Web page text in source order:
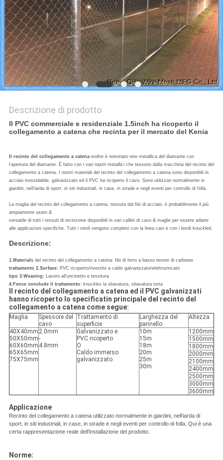
Descrizione di prodotto
Il PVC commerciale e residenziale 1.5inch ha ricoperto il
collegamento a catena che recinta per il mercato del Kenia
Il recinto del collegamento a catenainoltre è nominato rete metallica del diamante con
l'apertura del diamante. È fatto con i vari nastri metallici che tessono dalla macchina del recinto del
collegamento a catena. I nostri materiali del recinto del collegamento a catena sono disponibili in
acciaio inossidabile, galvanizzato ed il PVC ha ricoperto il cavo. Sono utilizzati normalmente in
giardini, nell'iarda di sport, in siti industriali, in case, in strade e negli eventi per controllo di folla.
La maglia del recinto del collegamento a catena, tessuta dal filo di acciaio, è probabilmente il più
ampiamente usato &
versatile di tutti i tessuti di recinzione disponibili in vari calibri di cavo & maglie per essere adatte
alle applicazioni specifiche. Tutti i rotoli vengono completo con la linea cavi e con i bordi knuckled.
Descrizione:
1.Materialsdel recinto del collegamento a catena: filo di ferro a basso tenore di carbonio
trattamento 2.Surface: PVC ricoperto/rivestito a caldo galvanizzato/elettrozincato
tipo 3.Weaving: Lavoro all'uncinetto e tessitura
4.Fence conclude il trattamento: knuckles la sbavatura, sbavatura torta
Il recinto del collegamento a catena ed il PVC galvanizzati
hanno ricoperto lo specificatin principale del recinto del
collegamento a catena come segue:
Maglia
Spessore del
cavo
Trattamento di
superficie
Larghezza del
pannello
Altezza
40X40mm
50X50mm
60X60mm
65X65mm
75X75mm
2.0mm
-
4.8mm
Galvanizzato e
PVC ricoperto
O
Caldo immerso
galvanizzato
10m
15m
18m
20m
25m
30m
1200mm
1500mm
1800mm
2000mm
2100mm
2400mm
2500mm
3000mm
3600mm
Applicazione
Recinto del collegamento a catena utilizzato normalmente in giardini, nell'iarda di
sport, in siti industriali, in case, in strade e negli eventi per controllo di folla. Qui è una
certa rappresentazione reale dell'installazione del prodotto.
Norme: